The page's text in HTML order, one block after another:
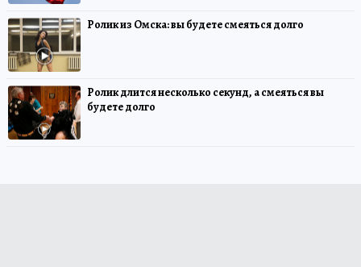
Ролик из Омска: вы будете смеяться долго
Ролик длится несколько секунд, а смеяться вы
будете долго